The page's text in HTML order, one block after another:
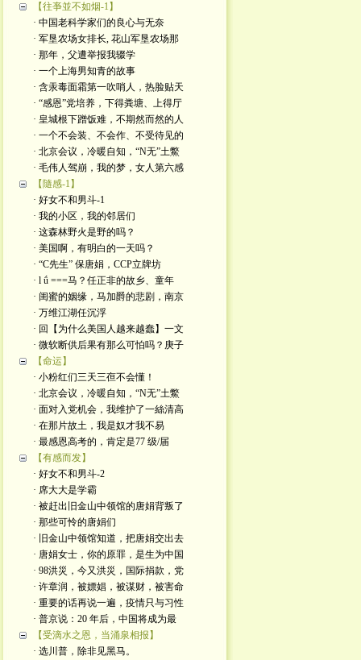
【往亊並不如烟-1】
· 中国老科学家们的良心与无奈
· 军垦农场女排长, 花山军垦农场那
· 那年，父遭举报我辍学
· 一个上海男知青的故事
· 含汞毒面霜第一吹哨人，热脸贴天
· “感恩”党培养，下得粪塘、上得厅
· 皇城根下蹭饭难，不期然而然的人
· 一个不会装、不会作、不受待见的
· 北京会议，冷暖自知，“N无”土鱉
· 毛伟人驾崩，我的梦，女人第六感
【隨感-1】
· 好女不和男斗-1
· 我的小区，我的邻居们
· 这森林野火是​野的吗？
· 美国啊，有明白的一天吗？
· “C先生” 保唐娟，CCP立牌坊
· l ǘ ===马？任正非的故乡、童年
· 闺蜜的姻缘，马加爵的悲剧，南京
· 万维江湖任沉浮
· 回【为什么美国人越来越蠢】一文
· 微软断供后果有那么可怕吗？庚子
【命运】
· 小粉红们三天三亱不会懂！
· 北京会议，冷暖自知，“N无”土鱉
· 面对入党机会，我维护了一絲清高
· 在那片故土，我是奴才我不易
· 最感恩高考的，肯定是77 级/届
【有感而发】
· 好女不和男斗-2
· 席大大是学霸
· 被赶出旧金山中领馆的唐娟背叛了
· 那些可怜的唐娟们
· 旧金山中领馆知道，把唐娟交出去
· 唐娟女士，你的原罪，是生为中国
· 98洪災，今又洪災，国际捐款，党
· 许章润，被嫖娼，被谋财，被害命
· 重要的话再说一遍，疫情只与习性
· 普京说：20 年后，中国将成为最
【受滴水之恩，当涌泉相报】
· 选川普，除非见黑马。